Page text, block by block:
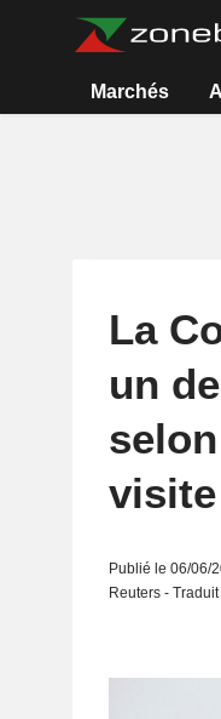
Marchés
La
un
Publié le 06/06/
Reuters -